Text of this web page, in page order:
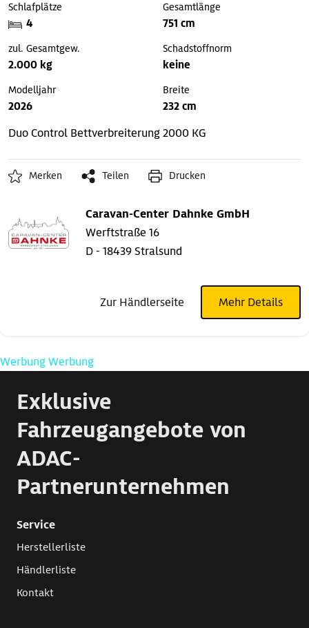
Schlafplätze
4
Gesamtlänge
751 cm
zul. Gesamtgew.
2.000 kg
Schadstoffnorm
keine
Modelljahr
2026
Breite
232 cm
Duo Control Bettverbreiterung2000 KG
Merken Teilen Drucken
Caravan-Center Dahnke GmbH
Werftstraße 16
D - 18439 Stralsund
Zur Händlerseite Mehr Details
WerbungWerbung
Exklusive
Fahrzeugangebote von
ADAC-
Partnerunternehmen
Service
Herstellerliste
Händlerliste
Kontakt